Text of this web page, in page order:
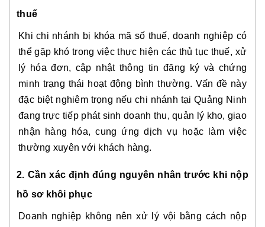
thuế
Khi chi nhánh bị khóa mã số thuế, doanh nghiệp có
thể gặp khó trong việc thực hiện các thủ tục thuế, xử
lý hóa đơn, cập nhật thông tin đăng ký và chứng
minh trạng thái hoạt động bình thường. Vấn đề này
đặc biệt nghiêm trọng nếu chi nhánh tại Quảng Ninh
đang trực tiếp phát sinh doanh thu, quản lý kho, giao
nhận hàng hóa, cung ứng dịch vụ hoặc làm việc
thường xuyên với khách hàng.
2. Cần xác định đúng nguyên nhân trước khi nộp
hồ sơ khôi phục
Doanh nghiệp không nên xử lý vội bằng cách nộp